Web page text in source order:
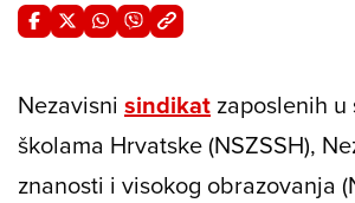
Nezavisni sindikat zaposlenih
školama Hrvatske (NSZSSH),
znanosti i visokog obrazovanja